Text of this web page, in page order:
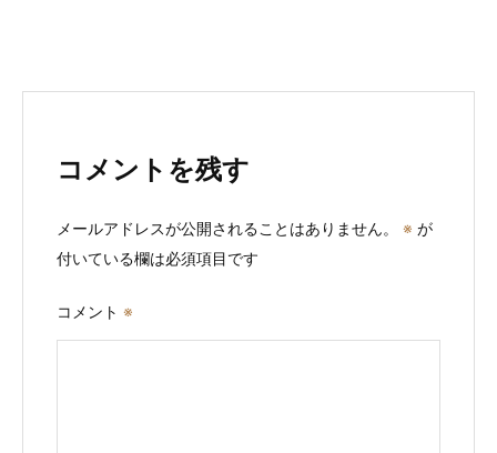
シ
コメントを残す
メールアドレスが公開されることはありません。 ※ が
付いている欄は必須項目です
コメント ※